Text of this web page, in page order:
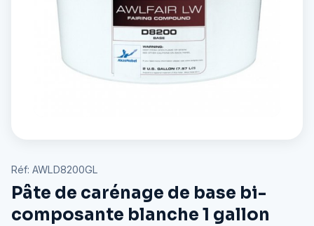
Réf: AWLD8200GL
Pâte de carénage de base bi-
composante blanche 1 gallon